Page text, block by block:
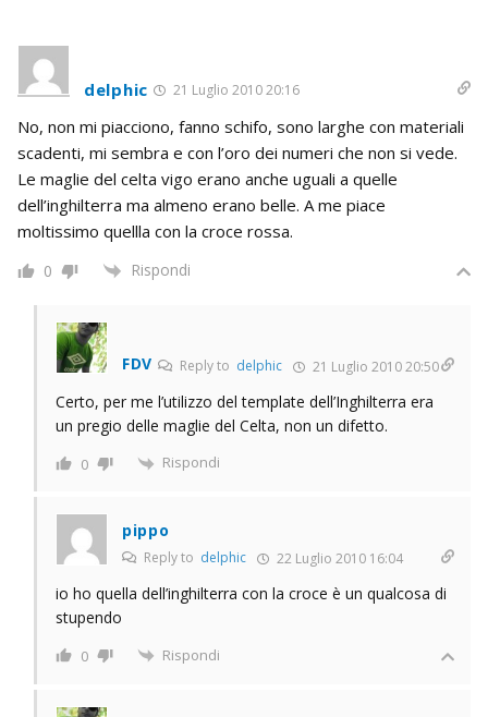
delphic 21 Luglio 2010 20:16
No, non mi piacciono, fanno schifo, sono larghe con materiali
scadenti, mi sembra e con l’oro dei numeri che non si vede.
Le maglie del celta vigo erano anche uguali a quelle
dell’inghilterra ma almeno erano belle. A me piace
moltissimo quellla con la croce rossa.
0 Rispondi
FDV Reply to delphic 21 Luglio 2010 20:50
Certo, per me l’utilizzo del template dell’Inghilterra era
un pregio delle maglie del Celta, non un difetto.
0 Rispondi
pippo
Reply to delphic 22 Luglio 2010 16:04
io ho quella dell’inghilterra con la croce è un qualcosa di
stupendo
0 Rispondi